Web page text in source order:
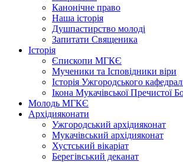
Канонічне право
Наша історія
Душпастирство молоді
Запитати Священика
Історія
Єпископи МГКЄ
Мученики та Ісповідники віри
Історія Ужгородського
Ікона Мукачівської Пречистої
Молодь МГКЄ
Архідияконати
Ужгородський архідияконат
Мукачівський архідияконат
Хустський вікаріат
Берегівський деканат